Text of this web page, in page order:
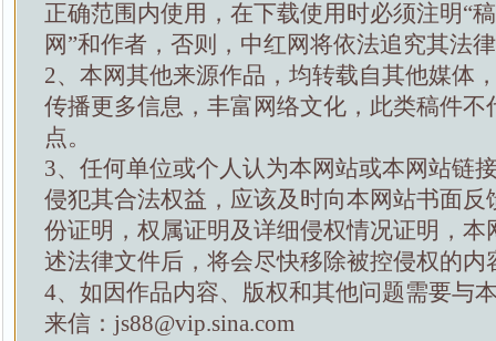
正确范围内使用，在下载使用时必须注明“
网”和作者，否则，中红网将依法追究其法
2、本网其他来源作品，均转载自其他媒体
传播更多信息，丰富网络文化，此类稿件不
点。
3、任何单位或个人认为本网站或本网站链
侵犯其合法权益，应该及时向本网站书面反
份证明，权属证明及详细侵权情况证明，本
述法律文件后，将会尽快移除被控侵权的内
4、如因作品内容、版权和其他问题需要与
来信：js88@vip.sina.com